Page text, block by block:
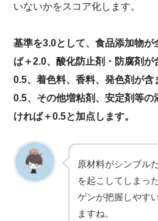
いないかをスコア化します。
基準を3.0として、食品添加物が
ば＋2.0、酸化防止剤・防腐剤が
0.5、着色料、香料、発色剤が含
0.5、その他増粘剤、安定剤等の
ければ＋0.5と加点します。
原材料がシンプル
を起こしてしまっ
ゲンが把握しやす
ますね。